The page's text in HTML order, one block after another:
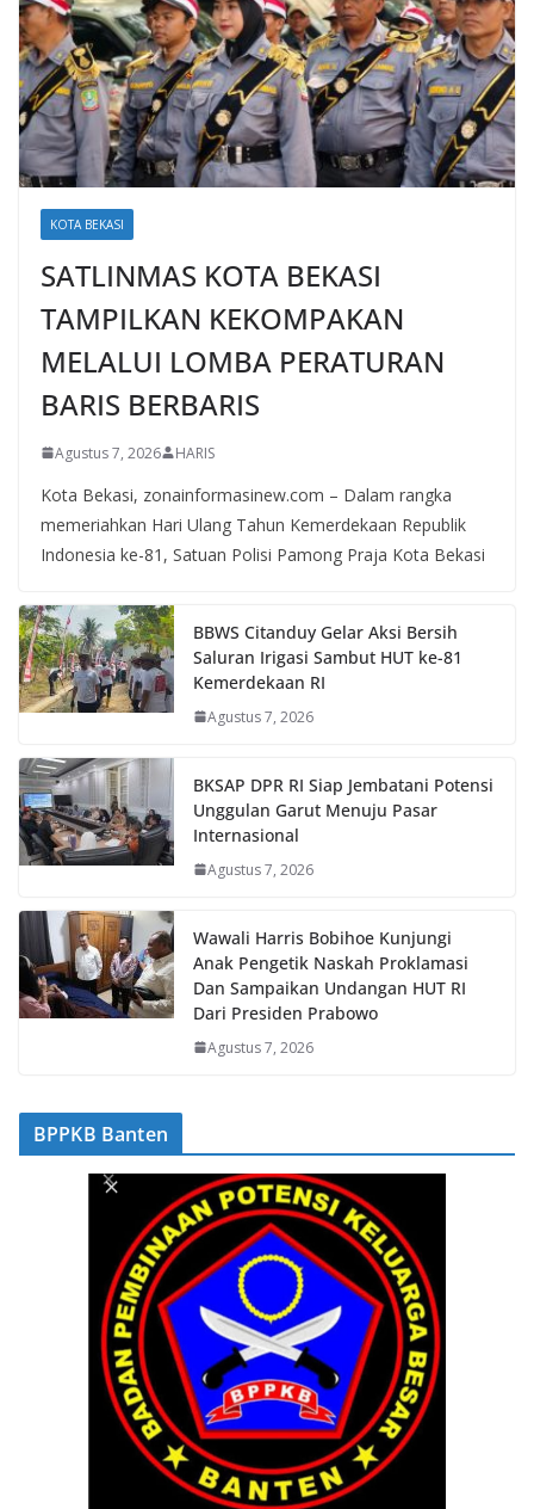
KOTA BEKASI
SATLINMAS KOTA BEKASI
TAMPILKAN KEKOMPAKAN
MELALUI LOMBA PERATURAN
BARIS BERBARIS
Agustus 7, 2026 HARIS
Kota Bekasi, zonainformasinew.com – Dalam rangka
memeriahkan Hari Ulang Tahun Kemerdekaan Republik
Indonesia ke-81, Satuan Polisi Pamong Praja Kota Bekasi
BBWS Citanduy Gelar Aksi Bersih
Saluran Irigasi Sambut HUT ke-81
Kemerdekaan RI
Agustus 7, 2026
BKSAP DPR RI Siap Jembatani Potensi
Unggulan Garut Menuju Pasar
Internasional
Agustus 7, 2026
Wawali Harris Bobihoe Kunjungi
Anak Pengetik Naskah Proklamasi
Dan Sampaikan Undangan HUT RI
Dari Presiden Prabowo
Agustus 7, 2026
BPPKB Banten